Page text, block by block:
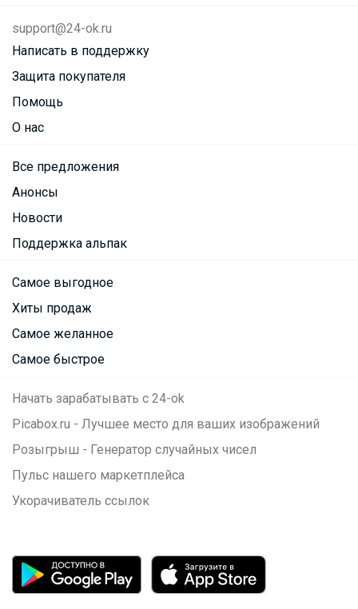
support@24-ok.ru
Написать в поддержку
Защита покупателя
Помощь
О нас
Все предложения
Анонсы
Новости
Поддержка альпак
Самое выгодное
Хиты продаж
Самое желанное
Самое быстрое
Начать зарабатывать с 24-ok
Picabox.ru - Лучшее место для ваших изображений
Розыгрыш - Генератор случайных чисел
Пульс нашего маркетплейса
Укорачиватель ссылок